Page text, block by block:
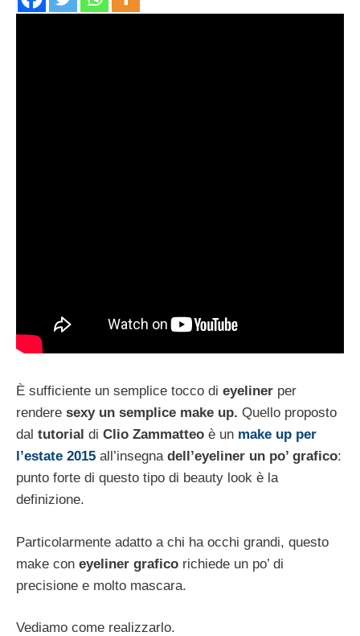
È sufficiente un semplice tocco di eyeliner per
rendere sexy un semplice make up. Quello proposto
dal tutorial di Clio Zammatteo è un make up per
l’estate 2015 all’insegna dell’eyeliner un po’ grafico:
punto forte di questo tipo di beauty look è la
definizione.
Particolarmente adatto a chi ha occhi grandi, questo
make con eyeliner grafico richiede un po’ di
precisione e molto mascara.
Vediamo come realizzarlo.